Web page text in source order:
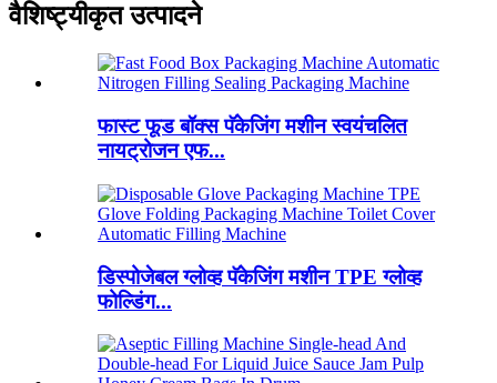
वैशिष्ट्यीकृत उत्पादने
फास्ट फूड बॉक्स पॅकेजिंग मशीन स्वयंचलित
नायट्रोजन एफ...
डिस्पोजेबल ग्लोव्ह पॅकेजिंग मशीन TPE ग्लोव्ह
फोल्डिंग...